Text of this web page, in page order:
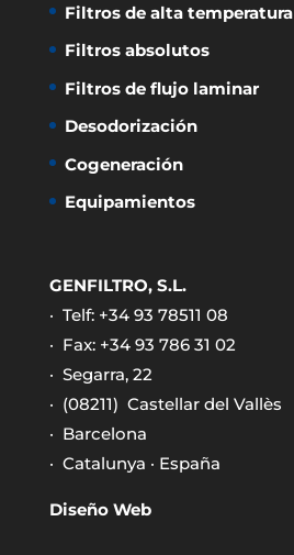
Filtros de alta temperatura
Filtros absolutos
Filtros de flujo laminar
Desodorización
Cogeneración
Equipamientos
GENFILTRO, S.L.
· Telf: +34 93 78511 08
· Fax: +34 93 786 31 02
· Segarra, 22
· (08211) Castellar del Vallès
· Barcelona
· Catalunya · España
Diseño Web